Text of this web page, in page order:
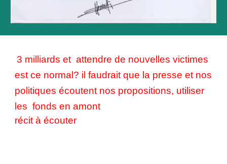
3 milliards et attendre de nouvelles victimes
est ce normal? il faudrait que la presse et nos
politiques écoutent nos propositions, utiliser
les fonds en amont
récit à écouter